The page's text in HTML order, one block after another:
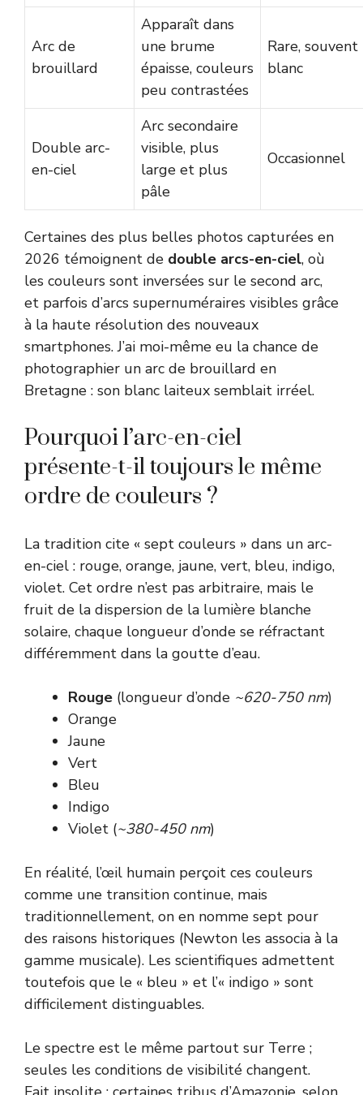
Arc de
brouillard
Apparaît dans
une brume
épaisse, couleurs
peu contrastées
Rare, souvent
blanc
Double arc-
en-ciel
Arc secondaire
visible, plus
large et plus
pâle
Occasionnel
Certaines des plus belles photos capturées en
2026 témoignent de double arcs-en-ciel, où
les couleurs sont inversées sur le second arc,
et parfois d’arcs supernuméraires visibles grâce
à la haute résolution des nouveaux
smartphones. J’ai moi-même eu la chance de
photographier un arc de brouillard en
Bretagne : son blanc laiteux semblait irréel.
Pourquoi l’arc-en-ciel
présente-t-il toujours le même
ordre de couleurs ?
La tradition cite « sept couleurs » dans un arc-
en-ciel : rouge, orange, jaune, vert, bleu, indigo,
violet. Cet ordre n’est pas arbitraire, mais le
fruit de la dispersion de la lumière blanche
solaire, chaque longueur d’onde se réfractant
différemment dans la goutte d’eau.
Rouge (longueur d’onde ~620-750 nm)
Orange
Jaune
Vert
Bleu
Indigo
Violet (~380-450 nm)
En réalité, l’œil humain perçoit ces couleurs
comme une transition continue, mais
traditionnellement, on en nomme sept pour
des raisons historiques (Newton les associa à la
gamme musicale). Les scientifiques admettent
toutefois que le « bleu » et l’« indigo » sont
difficilement distinguables.
Le spectre est le même partout sur Terre ;
seules les conditions de visibilité changent.